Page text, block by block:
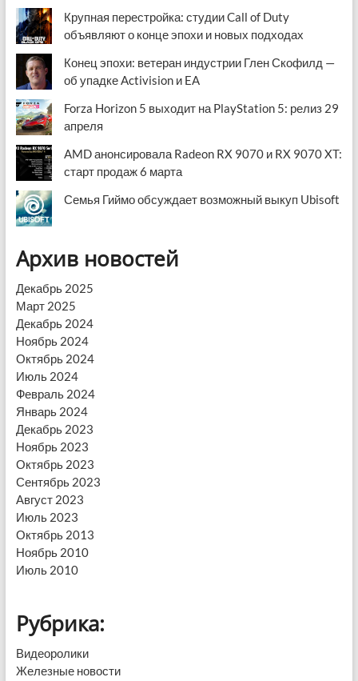
Крупная перестройка: студии Call of Duty
объявляют о конце эпохи и новых подходах
Конец эпохи: ветеран индустрии Глен Скофилд —
об упадке Activision и EA
Forza Horizon 5 выходит на PlayStation 5: релиз 29
апреля
AMD анонсировала Radeon RX 9070 и RX 9070 XT:
старт продаж 6 марта
Семья Гиймо обсуждает возможный выкуп Ubisoft
Архив новостей
Декабрь 2025
Март 2025
Декабрь 2024
Ноябрь 2024
Октябрь 2024
Июль 2024
Февраль 2024
Январь 2024
Декабрь 2023
Ноябрь 2023
Октябрь 2023
Сентябрь 2023
Август 2023
Июль 2023
Октябрь 2013
Ноябрь 2010
Июль 2010
Рубрика:
Видеоролики
Железные новости